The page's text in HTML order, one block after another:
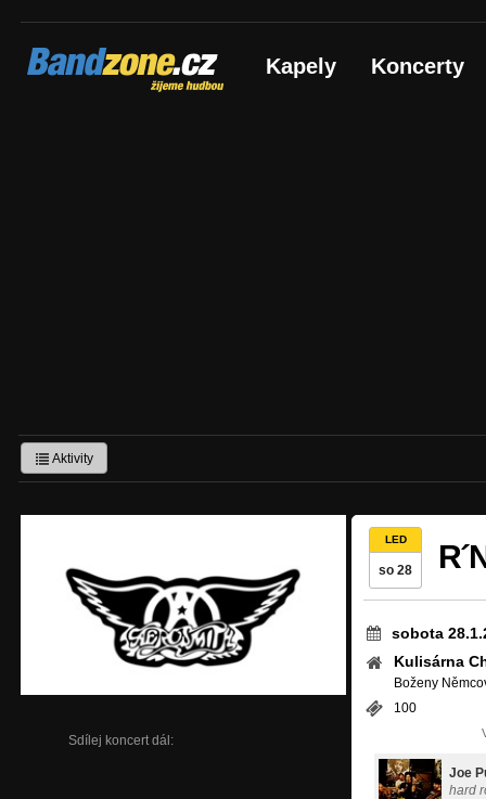
Bandzone.cz
žijeme hudbou Kapely Koncerty
Aktivity
Sdílej koncert dál:
LED
so 28
sobota
Kulisárna
Boženy
100
Joe
hard